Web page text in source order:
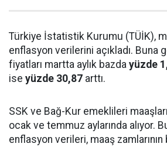
Türkiye İstatistik Kurumu (TÜİK),
enflasyon verilerini açıkladı. Buna
fiyatları martta aylık bazda yüzde
ise yüzde 30,87 arttı.
SSK ve Bağ-Kur emeklileri
ocak ve temmuz aylarında alıyor.
enflasyon verileri, maaş